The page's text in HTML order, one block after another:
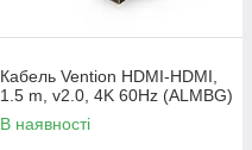
Кабель Vention HDMI-HDMI,
1.5 m, v2.0, 4K 60Hz (ALMBG)
В наявності